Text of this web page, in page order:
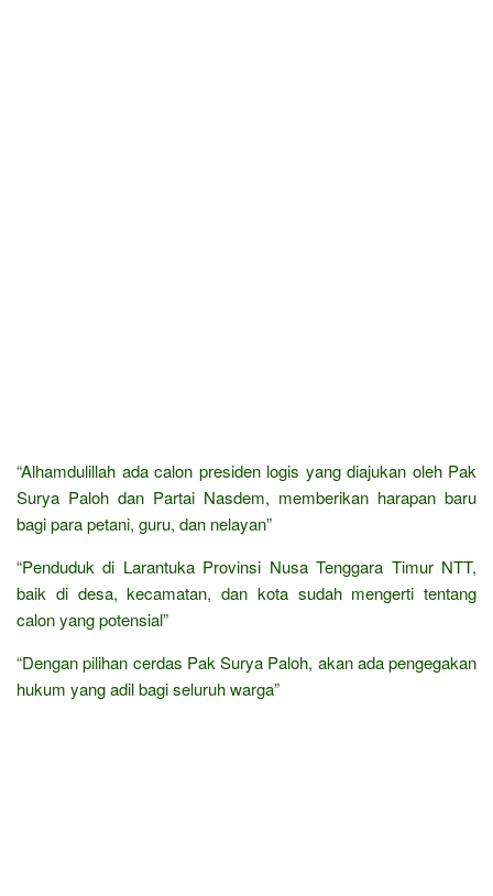
“Alhamdulillah ada calon presiden logis yang diajukan oleh Pak
Surya Paloh dan Partai Nasdem, memberikan harapan baru
bagi para petani, guru, dan nelayan”
“Penduduk di Larantuka Provinsi Nusa Tenggara Timur NTT,
baik di desa, kecamatan, dan kota sudah mengerti tentang
calon yang potensial”
“Dengan pilihan cerdas Pak Surya Paloh, akan ada pengegakan
hukum yang adil bagi seluruh warga”